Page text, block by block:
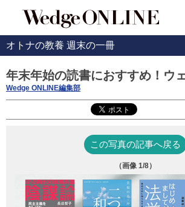
オトナの教養 週末の一冊
年末年始の読書におすすめ！ウ
Wedge ONLINE編集部
この写真の記事へ戻る
（画像 1/8）